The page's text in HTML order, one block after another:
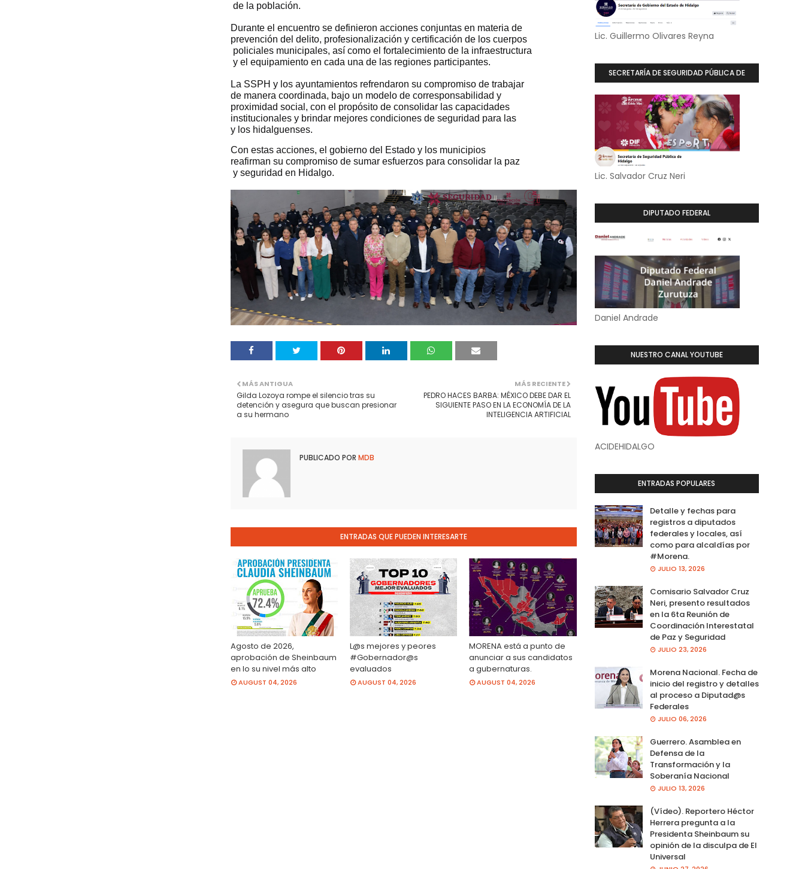
de la población.
Durante el encuentro se definieron acciones conjuntas en materia de
prevención del delito, profesionalización y certificación de los cuerpos
policiales municipales, así como el fortalecimiento de la infraestructura
y el equipamiento en cada una de las regiones participantes.
La SSPH y los ayuntamientos refrendaron su compromiso de trabajar
de manera coordinada, bajo un modelo de corresponsabilidad y
proximidad social, con el propósito de consolidar las capacidades
institucionales y brindar mejores condiciones de seguridad para las
y los hidalguenses.
Con estas acciones, el gobierno del Estado y los municipios
reafirman su compromiso de sumar esfuerzos para consolidar la paz
y seguridad en Hidalgo.
MÁS RECIENTE
PEDRO HACES BARBA: MÉXICO DEBE DAR EL
SIGUIENTE PASO EN LA ECONOMÍA DE LA
INTELIGENCIA ARTIFICIAL
MÁS ANTIGUA
Gilda Lozoya rompe el silencio tras su
detención y asegura que buscan presionar
a su hermano
PUBLICADO POR MDB
ENTRADAS QUE PUEDEN INTERESARTE
Agosto de 2026,
aprobación de Sheinbaum
en lo su nivel más alto
AUGUST 04, 2026
L@s mejores y peores
#Gobernador@s
evaluados
AUGUST 04, 2026
MORENA está a punto de
anunciar a sus candidatos
a gubernaturas.
AUGUST 04, 2026
Lic. Guillermo Olivares Reyna
SECRETARÍA DE SEGURIDAD PÚBLICA DE
Lic. Salvador Cruz Neri
DIPUTADO FEDERAL
Daniel Andrade
NUESTRO CANAL YOUTUBE
ACIDEHIDALGO
ENTRADAS POPULARES
Detalle y fechas para
registros a diputados
federales y locales, así
como para alcaldías por
#Morena.
JULIO 13, 2026
Comisario Salvador Cruz
Neri, presento resultados
en la 6ta Reunión de
Coordinación Interestatal
de Paz y Seguridad
JULIO 23, 2026
Morena Nacional. Fecha de
inicio del registro y detalles
al proceso a Diputad@s
Federales
JULIO 06, 2026
Guerrero. Asamblea en
Defensa de la
Transformación y la
Soberanía Nacional
JULIO 13, 2026
(Vídeo). Reportero Héctor
Herrera pregunta a la
Presidenta Sheinbaum su
opinión de la disculpa de El
Universal